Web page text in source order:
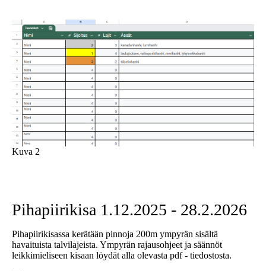
Kuva 2
Pihapiirikisa 1.12.2025 - 28.2.2026
Pihapiirikisassa kerätään pinnoja 200m ympyrän sisältä
havaituista talvilajeista. Ympyrän rajausohjeet ja säännöt
leikkimieliseen kisaan löydät alla olevasta pdf - tiedostosta.